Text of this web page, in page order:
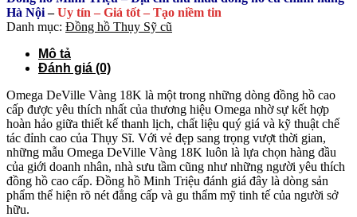
Hà Nội–Uy tín – Giá tốt – Tạo niềm tin
Danh mục: Đồng hồ Thụy Sỹ cũ
Mô tả
Đánh giá (0)
Omega DeVille Vàng 18K là một trong những dòng đồng hồ cao
cấp được yêu thích nhất của thương hiệu Omega nhờ sự kết hợp
hoàn hảo giữa thiết kế thanh lịch, chất liệu quý giá và kỹ thuật chế
tác đỉnh cao của Thụy Sĩ. Với vẻ đẹp sang trọng vượt thời gian,
những mẫu Omega DeVille Vàng 18K luôn là lựa chọn hàng đầu
của giới doanh nhân, nhà sưu tầm cũng như những người yêu thích
đồng hồ cao cấp. Đồng hồ Minh Triệu đánh giá đây là dòng sản
phẩm thể hiện rõ nét đẳng cấp và gu thẩm mỹ tinh tế của người sở
hữu.